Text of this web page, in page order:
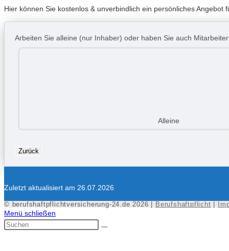
Hier können Sie kostenlos & unverbindlich ein persönliches
Arbeiten Sie alleine (nur Inhaber) oder haben Sie auch
Alleine
Zurück
Zuletzt aktualisiert am 26.07.2026
© berufshaftpflichtversicherung-24.de 2026 | Berufshaftpflicht
Menü schließen